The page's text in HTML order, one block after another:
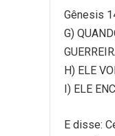
Gênesis
G)
H) ELE
I) ELE
E disse: